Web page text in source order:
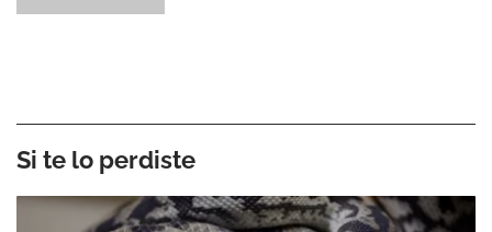
Si te lo perdiste